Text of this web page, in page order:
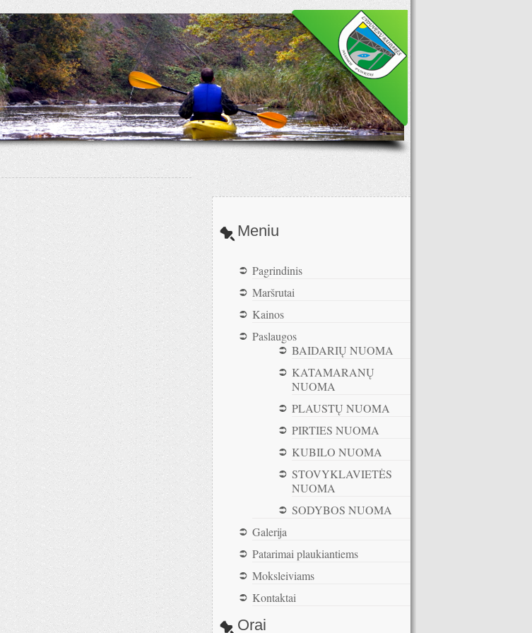
Meniu
Pagrindinis
Maršrutai
Kainos
Paslaugos
BAIDARIŲ NUOMA
KATAMARANŲ
NUOMA
PLAUSTŲ NUOMA
PIRTIES NUOMA
KUBILO NUOMA
STOVYKLAVIETĖS
NUOMA
SODYBOS NUOMA
Galerija
Patarimai plaukiantiems
Moksleiviams
Kontaktai
Orai